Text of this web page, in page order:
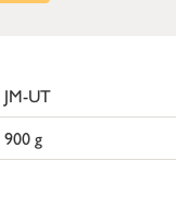
JM-UT
900 g